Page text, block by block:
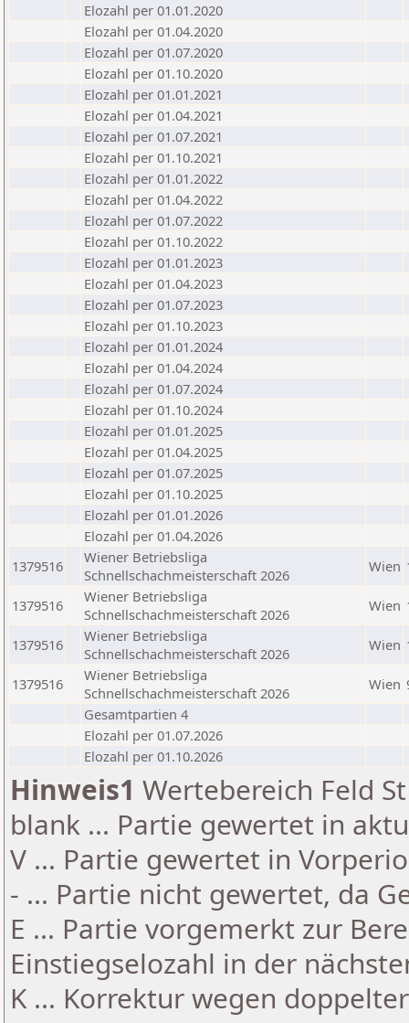
Elozahl per 01.01.2020
Elozahl per 01.04.2020
Elozahl per 01.07.2020
Elozahl per 01.10.2020
Elozahl per 01.01.2021
Elozahl per 01.04.2021
Elozahl per 01.07.2021
Elozahl per 01.10.2021
Elozahl per 01.01.2022
Elozahl per 01.04.2022
Elozahl per 01.07.2022
Elozahl per 01.10.2022
Elozahl per 01.01.2023
Elozahl per 01.04.2023
Elozahl per 01.07.2023
Elozahl per 01.10.2023
Elozahl per 01.01.2024
Elozahl per 01.04.2024
Elozahl per 01.07.2024
Elozahl per 01.10.2024
Elozahl per 01.01.2025
Elozahl per 01.04.2025
Elozahl per 01.07.2025
Elozahl per 01.10.2025
Elozahl per 01.01.2026
Elozahl per 01.04.2026
1379516
Wiener Betriebsliga
Schnellschachmeisterschaft 2026
Wien
1379516
Wiener Betriebsliga
Schnellschachmeisterschaft 2026
Wien
1379516
Wiener Betriebsliga
Schnellschachmeisterschaft 2026
Wien
1379516
Wiener Betriebsliga
Schnellschachmeisterschaft 2026
Wien
Gesamtpartien 4
Elozahl per 01.07.2026
Elozahl per 01.10.2026
Hinweis1 Wertebereich Feld
blank ... Partie gewertet in
V ... Partie gewertet in
- ... Partie nicht gewertet, da
E ... Partie vorgemerkt zur
Einstiegselozahl in der
K ... Korrektur wegen